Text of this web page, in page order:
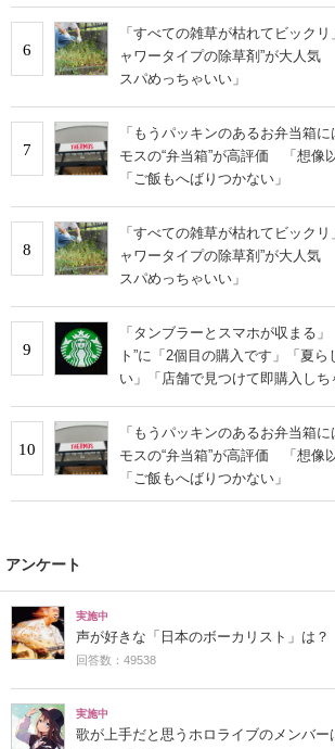
6
「すべての雑草が枯れてビック
ャワータイプの除草剤”が大人気
スパめっちゃいい」
7
「もうパッキンのあるお弁当箱
モスの“弁当箱”が高評価 「想像
「ご飯もへばりつかない」
8
「すべての雑草が枯れてビック
ャワータイプの除草剤”が大人気
スパめっちゃいい」
9
「タンブラーとスマホが収まる
ト”に「2個目の購入です」「夏
い」「店舗で見つけて即購入し
10
「もうパッキンのあるお弁当箱
モスの“弁当箱”が高評価 「想像
「ご飯もへばりつかない」
アンケート
実施中
声が好きな「日本のボーカリスト」は？
回答数：49538
実施中
歌が上手だと思うホロライブのメンバー